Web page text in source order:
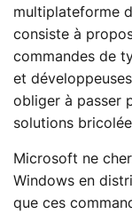
multiplateforme
consiste à
commandes de
et
obliger à passer
solutions
Microsoft ne
Windows en
que ces